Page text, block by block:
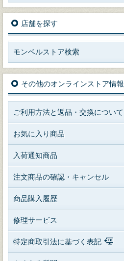
店舗を探す
モンベルストア検索
その他のオンラインストア情報
ご利用方法と返品・交換について
お気に入り商品
入荷通知商品
注文商品の確認・キャンセル
商品購入履歴
修理サービス
特定商取引法に基づく表記